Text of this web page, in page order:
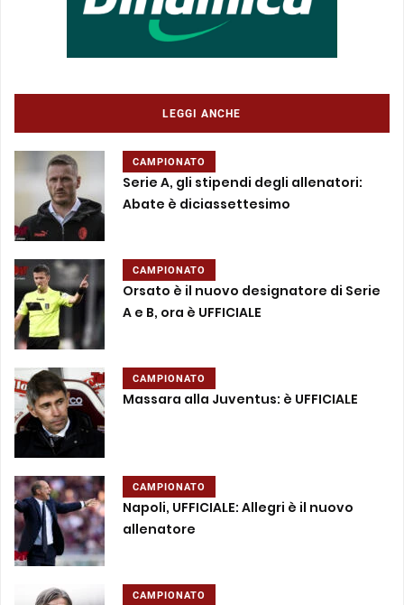
LEGGI ANCHE
CAMPIONATO
Serie A, gli stipendi degli allenatori:
Abate è diciassettesimo
CAMPIONATO
Orsato è il nuovo designatore di Serie
A e B, ora è UFFICIALE
CAMPIONATO
Massara alla Juventus: è UFFICIALE
CAMPIONATO
Napoli, UFFICIALE: Allegri è il nuovo
allenatore
CAMPIONATO